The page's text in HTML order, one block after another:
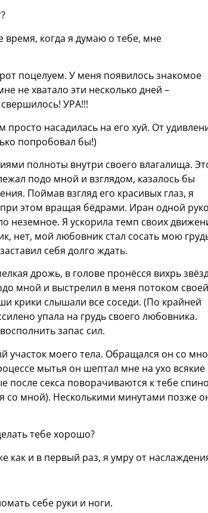
время, когда я думаю о тебе, мне
поцелуем. У меня появилось знакомое
не хватало эти несколько дней –
УРА!!!
насадилась на его хуй. От
попробовал бы!)
полноты внутри своего влагалища.
подо мной и взглядом, казалось бы
Поймав взгляд его красивых глаз, я
этом вращая бёдрами. Иран одной
неземное. Я ускорила темп своих
нет, мой любовник стал сосать мою
себя долго ждать.
дрожь, в голове пронёсся вихрь
мной и выстрелил в меня потоком своей
крики слышали все соседи. (По крайней
упала на грудь своего любовника.
запас сил.
моего тела. Обращался он со
мытья он шептал мне на ухо всякие
секса поворачиваются к тебе
со мной). Несколькими минутами позже
тебе хорошо?
как и в первый раз, я умру от
себе руки и ноги.